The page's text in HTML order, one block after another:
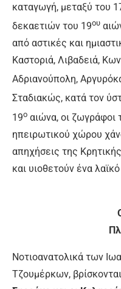
καταγωγή, μεταξύ του
δεκαετιών του 19ου
από αστικές και
Καστοριά, Λιβαδειά,
Αδριανούπολη,
Σταδιακώς, κατά τον
19ο αιώνα, οι ζωγράφοι
ηπειρωτικού χώρου
απηχήσεις της
και υιοθετούν ένα
Νοτιοανατολικά των
Τζουμέρκων,